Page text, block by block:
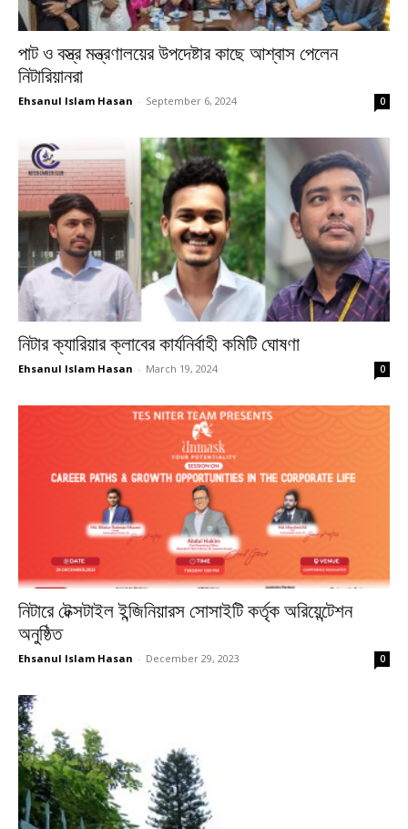
পাট ও বস্ত্র মন্ত্রণালয়ের উপদেষ্টার কাছে আশ্বাস পেলেন
নিটারিয়ানরা
Ehsanul Islam Hasan - September 6, 2024 0
নিটার ক্যারিয়ার ক্লাবের কার্যনির্বাহী কমিটি ঘোষণা
Ehsanul Islam Hasan - March 19, 2024 0
নিটারে টেক্সটাইল ইন্জিনিয়ারস সোসাইটি কর্তৃক অরিয়েন্টেশন
অনুষ্ঠিত
Ehsanul Islam Hasan - December 29, 2023 0